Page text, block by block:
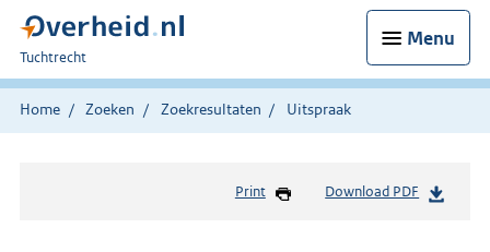
Menu
U
bent
hier:
Tuchtrecht
Home Zoeken Zoekresultaten Uitspraak
Print Download PDF